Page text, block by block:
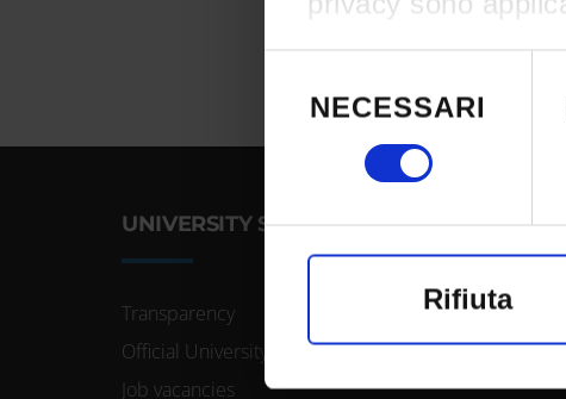
effettuato le
consenso in
clic sull'icona di
Con il tuo
raccogliere
consenso
NECESSARI
Rifiuta
UNIVERSITY SERVICES
Transparency
Official University Register
Job vacancies